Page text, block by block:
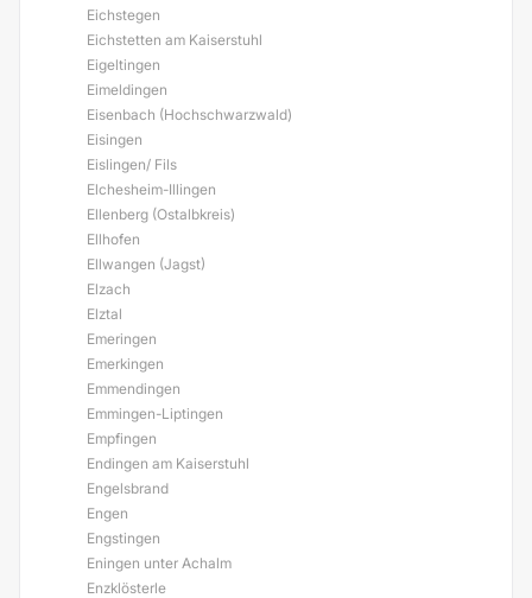
Eichstegen
Eichstetten am Kaiserstuhl
Eigeltingen
Eimeldingen
Eisenbach (Hochschwarzwald)
Eisingen
Eislingen/ Fils
Elchesheim-Illingen
Ellenberg (Ostalbkreis)
Ellhofen
Ellwangen (Jagst)
Elzach
Elztal
Emeringen
Emerkingen
Emmendingen
Emmingen-Liptingen
Empfingen
Endingen am Kaiserstuhl
Engelsbrand
Engen
Engstingen
Eningen unter Achalm
Enzklösterle